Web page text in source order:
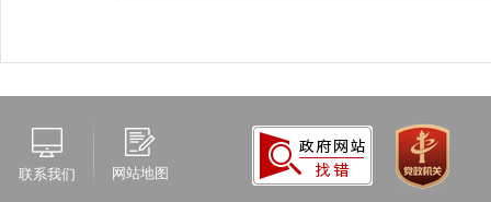
联系我们 网站地图